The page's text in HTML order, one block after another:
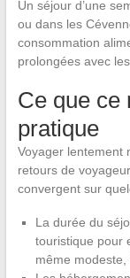
Un séjour d’une
ou dans les
consommation
prolongées avec
Ce que ce
pratique
Voyager lentement
retours de
convergent sur
La durée du
touristique pour
même modeste,